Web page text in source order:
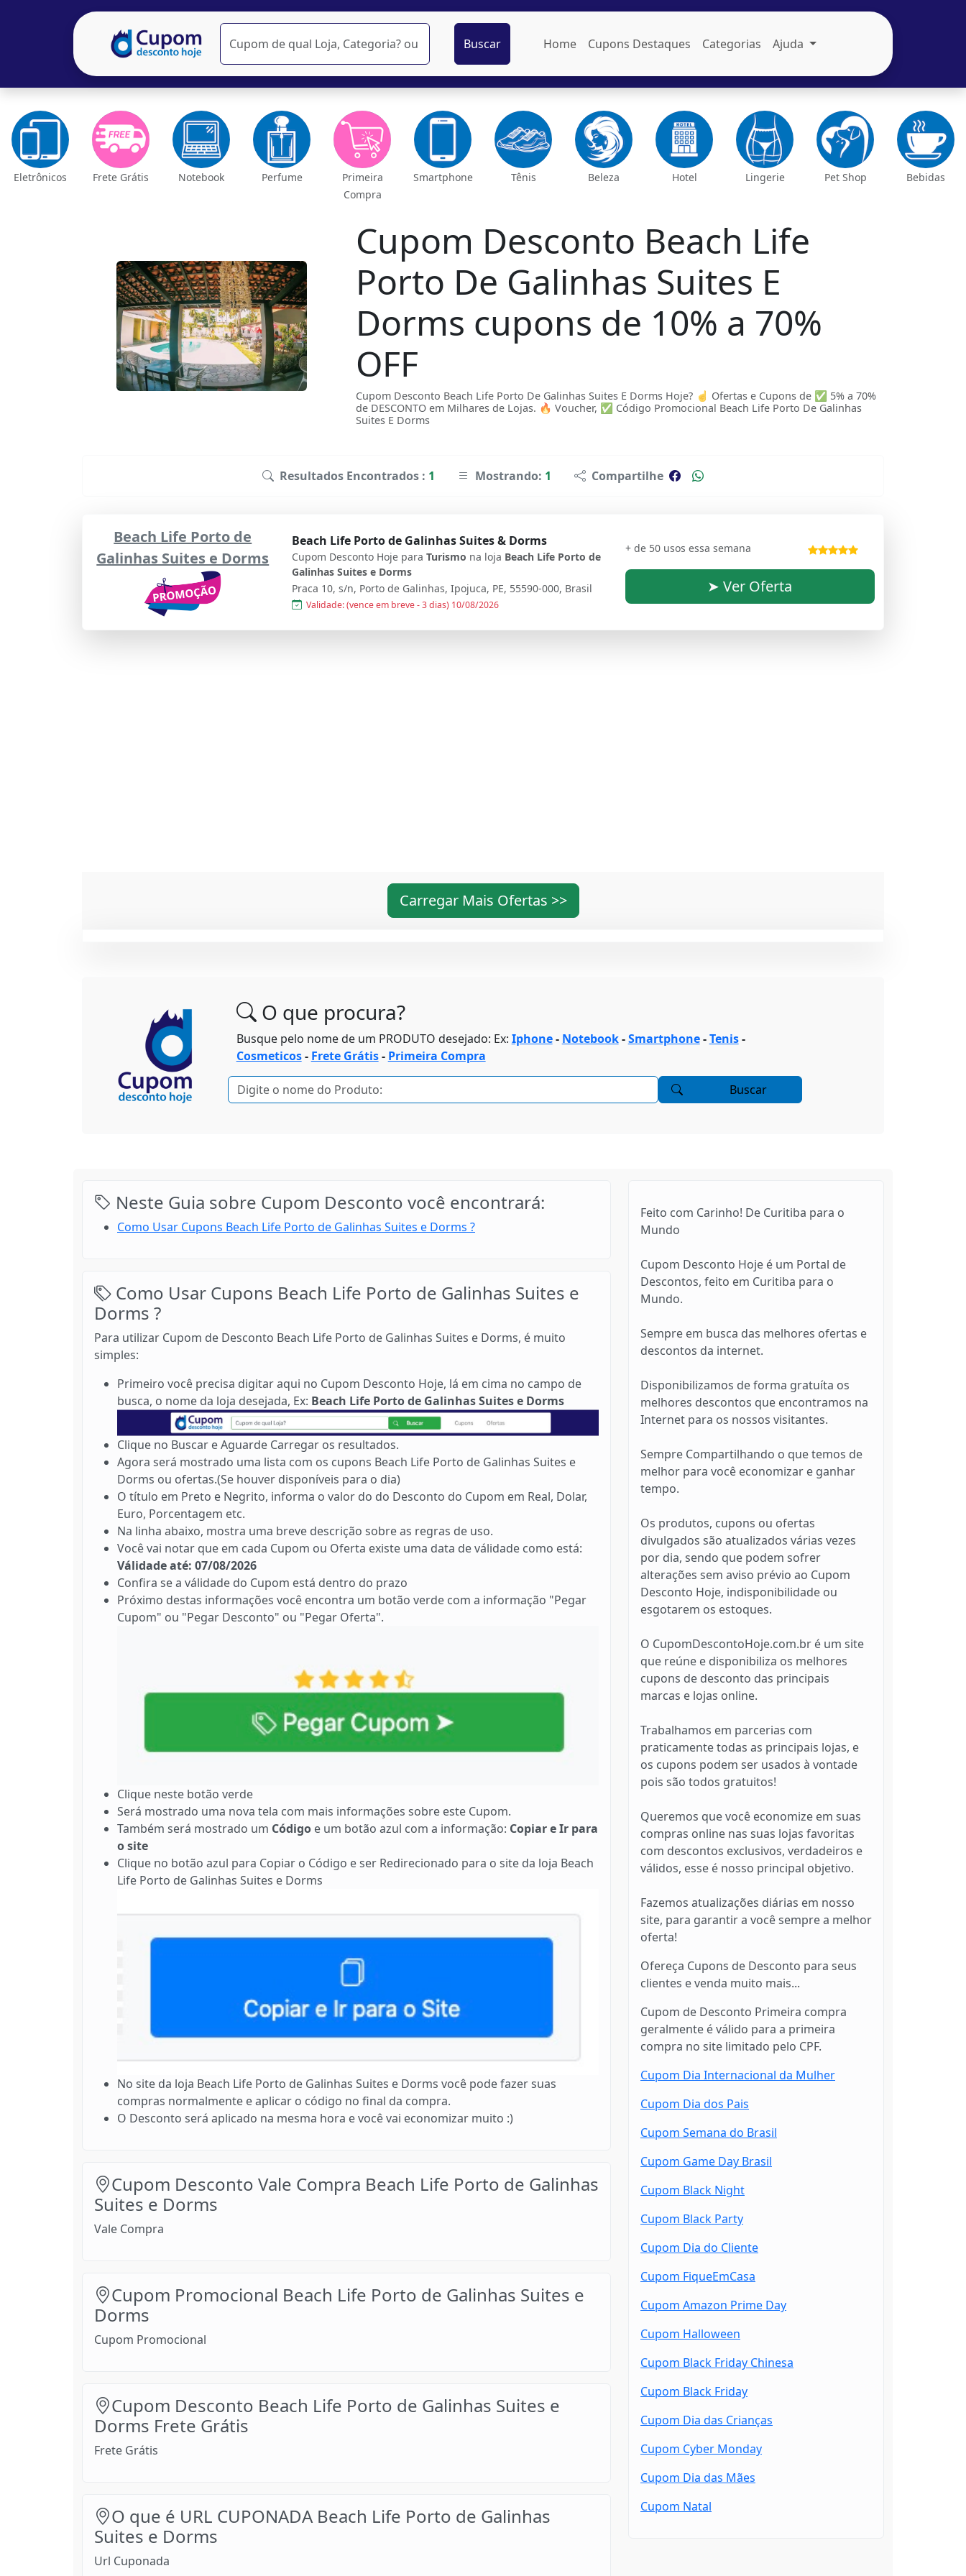
Buscar Home Cupons Destaques Categorias Ajuda
Eletrônicos Frete Grátis Notebook Perfume
Primeira
Compra
Smartphone Tênis Beleza Hotel Lingerie Pet Shop Bebidas
Cupom Desconto Beach Life
Porto De Galinhas Suites E
Dorms cupons de 10% a 70%
OFF
Cupom Desconto Beach Life Porto De Galinhas Suites E Dorms Hoje? ☝ Ofertas e Cupons de ✅ 5% a 70%
de DESCONTO em Milhares de Lojas. 🔥 Voucher, ✅ Código Promocional Beach Life Porto De Galinhas
Suites E Dorms
Resultados Encontrados : 1 Mostrando: 1 Compartilhe
Beach Life Porto de
Galinhas Suites e Dorms
Beach Life Porto de Galinhas Suites & Dorms
Cupom Desconto Hoje para Turismo na loja Beach Life Porto de
Galinhas Suites e Dorms
Praca 10, s/n, Porto de Galinhas, Ipojuca, PE, 55590-000, Brasil
Validade: (vence em breve - 3 dias) 10/08/2026
+ de 50 usos essa semana
➤ Ver Oferta
Carregar Mais Ofertas >>
O que procura?
Busque pelo nome de um PRODUTO desejado: Ex: Iphone- Notebook-Smartphone-Tenis-
Cosmeticos- Frete Grátis- Primeira Compra
Buscar
Neste Guia sobre Cupom Desconto você encontrará:
Como Usar Cupons Beach Life Porto de Galinhas Suites e Dorms ?
Como Usar Cupons Beach Life Porto de Galinhas Suites e
Dorms ?
Para utilizar Cupom de Desconto Beach Life Porto de Galinhas Suites e Dorms, é muito
simples:
Primeiro você precisa digitar aqui no Cupom Desconto Hoje, lá em cima no campo de
busca, o nome da loja desejada, Ex: Beach Life Porto de Galinhas Suites e Dorms
Clique no Buscar e Aguarde Carregar os resultados.
Agora será mostrado uma lista com os cupons Beach Life Porto de Galinhas Suites e
Dorms ou ofertas.(Se houver disponíveis para o dia)
O título em Preto e Negrito, informa o valor do do Desconto do Cupom em Real, Dolar,
Euro, Porcentagem etc.
Na linha abaixo, mostra uma breve descrição sobre as regras de uso.
Você vai notar que em cada Cupom ou Oferta existe uma data de válidade como está:
Válidade até: 07/08/2026
Confira se a válidade do Cupom está dentro do prazo
Próximo destas informações você encontra um botão verde com a informação "Pegar
Cupom" ou "Pegar Desconto" ou "Pegar Oferta".
Clique neste botão verde
Será mostrado uma nova tela com mais informações sobre este Cupom.
Também será mostrado um Código e um botão azul com a informação: Copiar e Ir para
o site
Clique no botão azul para Copiar o Código e ser Redirecionado para o site da loja Beach
Life Porto de Galinhas Suites e Dorms
No site da loja Beach Life Porto de Galinhas Suites e Dorms você pode fazer suas
compras normalmente e aplicar o código no final da compra.
O Desconto será aplicado na mesma hora e você vai economizar muito :)
Cupom Desconto Vale Compra Beach Life Porto de Galinhas
Suites e Dorms
Vale Compra
Cupom Promocional Beach Life Porto de Galinhas Suites e
Dorms
Cupom Promocional
Cupom Desconto Beach Life Porto de Galinhas Suites e
Dorms Frete Grátis
Frete Grátis
O que é URL CUPONADA Beach Life Porto de Galinhas
Suites e Dorms
Url Cuponada
Feito com Carinho! De Curitiba para o
Mundo
Cupom Desconto Hoje é um Portal de
Descontos, feito em Curitiba para o
Mundo.
Sempre em busca das melhores ofertas e
descontos da internet.
Disponibilizamos de forma gratuíta os
melhores descontos que encontramos na
Internet para os nossos visitantes.
Sempre Compartilhando o que temos de
melhor para você economizar e ganhar
tempo.
Os produtos, cupons ou ofertas
divulgados são atualizados várias vezes
por dia, sendo que podem sofrer
alterações sem aviso prévio ao Cupom
Desconto Hoje, indisponibilidade ou
esgotarem os estoques.
O CupomDescontoHoje.com.br é um site
que reúne e disponibiliza os melhores
cupons de desconto das principais
marcas e lojas online.
Trabalhamos em parcerias com
praticamente todas as principais lojas, e
os cupons podem ser usados à vontade
pois são todos gratuitos!
Queremos que você economize em suas
compras online nas suas lojas favoritas
com descontos exclusivos, verdadeiros e
válidos, esse é nosso principal objetivo.
Fazemos atualizações diárias em nosso
site, para garantir a você sempre a melhor
oferta!
Ofereça Cupons de Desconto para seus
clientes e venda muito mais...
Cupom de Desconto Primeira compra
geralmente é válido para a primeira
compra no site limitado pelo CPF.
Cupom Dia Internacional da Mulher
Cupom Dia dos Pais
Cupom Semana do Brasil
Cupom Game Day Brasil
Cupom Black Night
Cupom Black Party
Cupom Dia do Cliente
Cupom FiqueEmCasa
Cupom Amazon Prime Day
Cupom Halloween
Cupom Black Friday Chinesa
Cupom Black Friday
Cupom Dia das Crianças
Cupom Cyber Monday
Cupom Dia das Mães
Cupom Natal